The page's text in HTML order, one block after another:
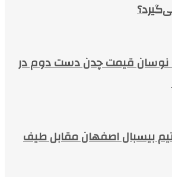
نوسان قیمت چدن دست دوم در
بیسبال اصفهان مقابل طیف